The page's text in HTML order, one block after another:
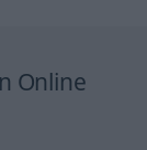
Online